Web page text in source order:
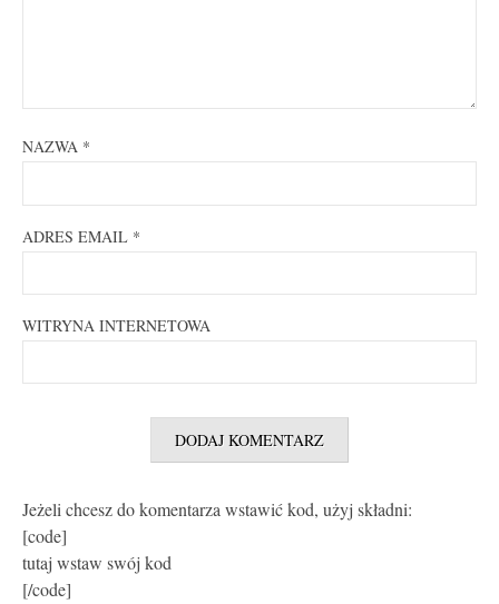
NAZWA *
ADRES EMAIL *
WITRYNA INTERNETOWA
Jeżeli chcesz do komentarza wstawić kod, użyj składni:
[code]
tutaj wstaw swój kod
[/code]